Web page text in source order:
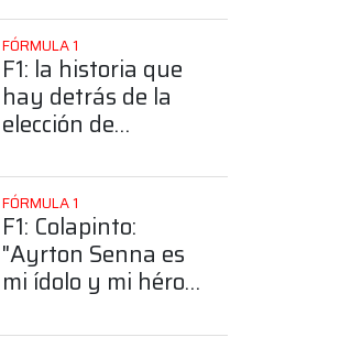
posición de
Colapinto
FÓRMULA 1
F1: la historia que
hay detrás de la
elección de
número 43
FÓRMULA 1
F1: Colapinto:
"Ayrton Senna es
mi ídolo y mi héroe